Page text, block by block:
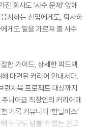
회사도 ‘사수 문제’ 앞에
시하는 신입에게도, 퇴사하
게도 일을 가르쳐 줄 사수
한 가이드, 상세한 피드백
마련된 커리어 안내서다.
치북 프로젝트 대상까지
니어급 직장인의 커리어에
기록 커뮤니티 ‘한달어스’
누구도 넘볼 수 없는 견고